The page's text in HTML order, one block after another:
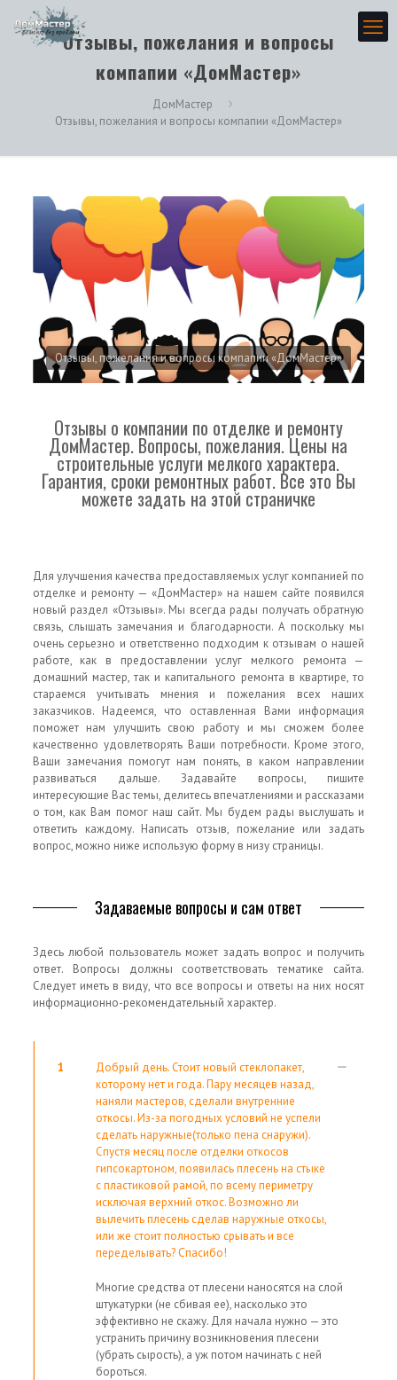
Отзывы, пожелания и вопросы
компапии «ДомМастер»
ДомМастер
Отзывы, пожелания и вопросы компапии «ДомМастер»
Отзывы, пожелания и вопросы компапии «ДомМастер»
Отзывы о компании по отделке и ремонту
ДомМастер. Вопросы, пожелания. Цены на
строительные услуги мелкого характера.
Гарантия, сроки ремонтных работ. Все это Вы
можете задать на этой страничке
Для улучшения качества предоставляемых услуг компанией по
отделке и ремонту — «ДомМастер» на нашем сайте появился
новый раздел «Отзывы». Мы всегда рады получать обратную
связь, слышать замечания и благодарности. А поскольку мы
очень серьезно и ответственно подходим к отзывам о нашей
работе, как в предоставлении услуг мелкого ремонта —
домашний мастер, так и капитального ремонта в квартире, то
стараемся учитывать мнения и пожелания всех наших
заказчиков. Надеемся, что оставленная Вами информация
поможет нам улучшить свою работу и мы сможем более
качественно удовлетворять Ваши потребности. Кроме этого,
Ваши замечания помогут нам понять, в каком направлении
развиваться дальше. Задавайте вопросы, пишите
интересующие Вас темы, делитесь впечатлениями и рассказами
о том, как Вам помог наш сайт. Мы будем рады выслушать и
ответить каждому. Написать отзыв, пожелание или задать
вопрос, можно ниже использую форму в низу страницы.
Задаваемые вопросы и сам ответ
Здесь любой пользователь может задать вопрос и получить
ответ. Вопросы должны соответствовать тематике сайта.
Следует иметь в виду, что все вопросы и ответы на них носят
информационно-рекомендательный характер.
1
Добрый день. Стоит новый стеклопакет,
которому нет и года. Пару месяцев назад,
наняли мастеров, сделали внутренние
откосы. Из-за погодных условий не успели
сделать наружные(только пена снаружи).
Спустя месяц после отделки откосов
гипсокартоном, появилась плесень на стыке
с пластиковой рамой, по всему периметру
исключая верхний откос. Возможно ли
вылечить плесень сделав наружные откосы,
или же стоит полностью срывать и все
переделывать? Спасибо!
Многие средства от плесени наносятся на слой
штукатурки (не сбивая ее), насколько это
эффективно не скажу. Для начала нужно — это
устранить причину возникновения плесени
(убрать сырость), а уж потом начинать с ней
бороться.